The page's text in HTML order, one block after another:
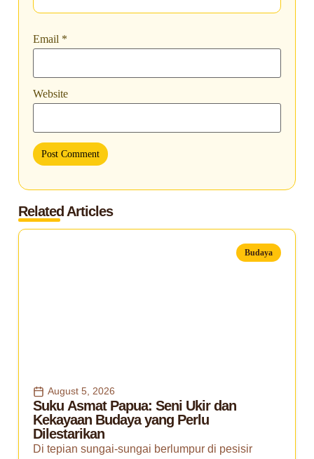
Email *
Website
Related Articles
Budaya
August 5, 2026
Suku Asmat Papua: Seni Ukir dan
Kekayaan Budaya yang Perlu
Dilestarikan
Di tepian sungai-sungai berlumpur di pesisir